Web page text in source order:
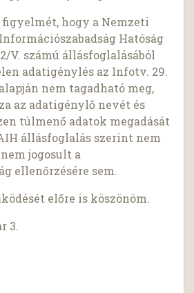
hogy a Nemzeti
Hatóság
V. számú állásfoglalásából
adatigénylés az Infotv. 29.
nem tagadható meg,
az adatigénylő nevét és
túlmenő adatok megadását
állásfoglalás szerint nem
jogosult a
ellenőrzésére sem.
előre is köszönöm.
3.